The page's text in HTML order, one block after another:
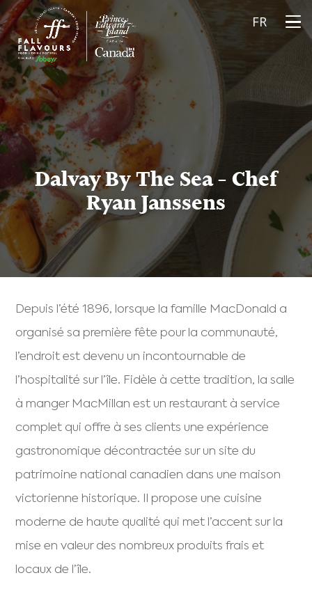
FR
Dalvay By The Sea – Chef
Ryan Janssens
Depuis l’été 1896, lorsque la famille MacDonald a
organisé sa première fête pour la communauté,
l’endroit est devenu un incontournable de
l’hospitalité sur l’île. Fidèle à cette tradition, la salle
à manger MacMillan est un restaurant à service
complet qui offre à ses clients une expérience
gastronomique décontractée sur un site du
patrimoine national canadien dans une maison
victorienne historique. Il propose une cuisine
moderne de haute qualité qui met l’accent sur la
mise en valeur des nombreux produits frais et
locaux de l’île.